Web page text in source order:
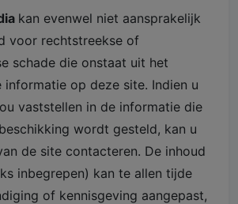
kan evenwel niet aansprakelijk
voor rechtstreekse of
schade die onstaat uit het
informatie op deze site. Indien u
vaststellen in de informatie die
wordt gesteld, kan u
de site contacteren. De inhoud
inbegrepen) kan te allen tijde
of kennisgeving aangepast,